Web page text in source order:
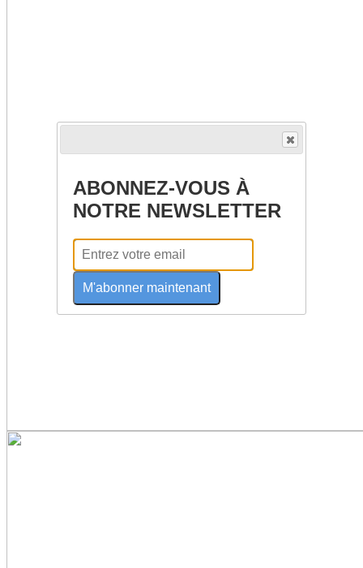
ABONNEZ-VOUS À
NOTRE NEWSLETTER
M'abonner maintenant